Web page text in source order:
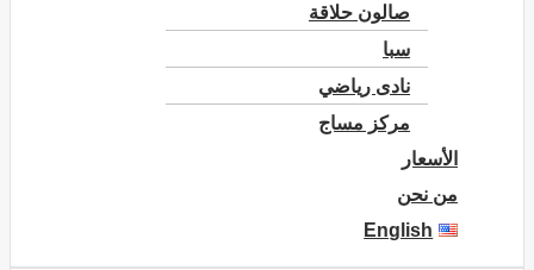
صالون حلاقة
سبا
نادى رياضي
مركز مساج
الأسعار
من نحن
English